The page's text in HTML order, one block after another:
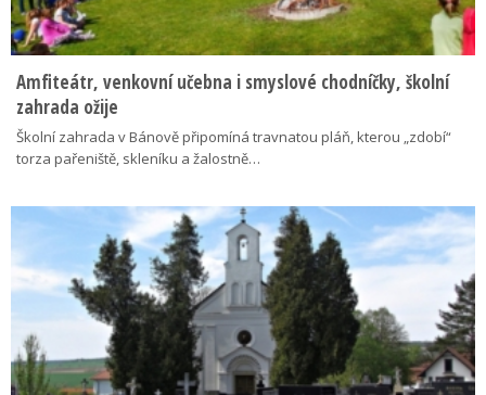
Amfiteátr, venkovní učebna i smyslové chodníčky, školní
zahrada ožije
Školní zahrada v Bánově připomíná travnatou pláň, kterou „zdobí“
torza pařeniště, skleníku a žalostně…